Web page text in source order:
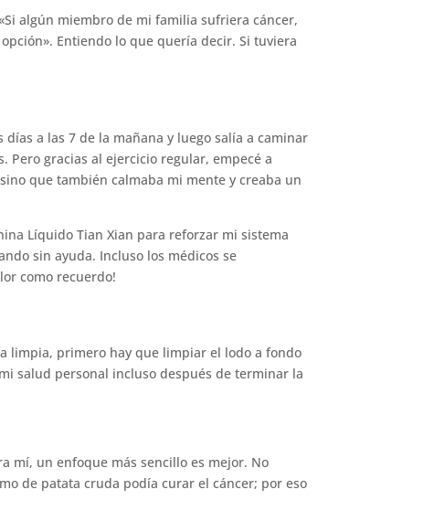
algún miembro de mi familia sufriera cáncer,
Entiendo lo que quería decir. Si tuviera
a las 7 de la mañana y luego salía a caminar
Pero gracias al ejercicio regular, empecé a
que también calmaba mi mente y creaba un
Líquido Tian Xian para reforzar mi sistema
sin ayuda. Incluso los médicos se
como recuerdo!
limpia, primero hay que limpiar el lodo a fondo
salud personal incluso después de terminar la
mí, un enfoque más sencillo es mejor. No
de patata cruda podía curar el cáncer; por eso